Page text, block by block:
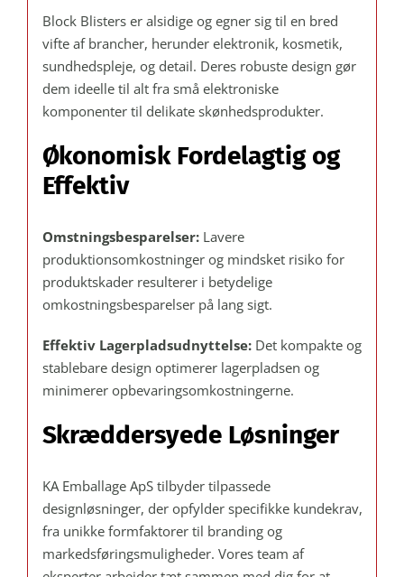
Block Blisters er alsidige og egner sig til en bred
vifte af brancher, herunder elektronik, kosmetik,
sundhedspleje, og detail. Deres robuste design gør
dem ideelle til alt fra små elektroniske
komponenter til delikate skønhedsprodukter.
Økonomisk Fordelagtig og
Effektiv
Omstningsbesparelser:Lavere
produktionsomkostninger og mindsket risiko for
produktskader resulterer i betydelige
omkostningsbesparelser på lang sigt.
Effektiv Lagerpladsudnyttelse:Det kompakte og
stablebare design optimerer lagerpladsen og
minimerer opbevaringsomkostningerne.
Skræddersyede Løsninger
KA Emballage ApS tilbyder tilpassede
designløsninger, der opfylder specifikke kundekrav,
fra unikke formfaktorer til branding og
markedsføringsmuligheder. Vores team af